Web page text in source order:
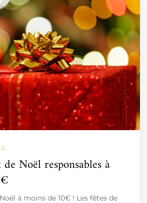
Noël responsables à
à moins de 10€ ! Les fêtes de